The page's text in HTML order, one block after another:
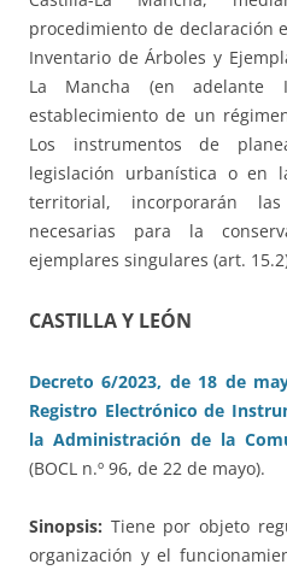
procedimiento de declaración
Inventario de Árboles y
La Mancha (en adelante
establecimiento de un
Los instrumentos de
legislación urbanística o en
territorial, incorporarán
necesarias para la
ejemplares singulares (art.
CASTILLA Y LEÓN
Decreto 6/2023, de 18 de
Registro Electrónico de
la Administración de la
(BOCL n.º 96, de 22 de mayo).
Sinopsis: Tiene por objeto
organización y el